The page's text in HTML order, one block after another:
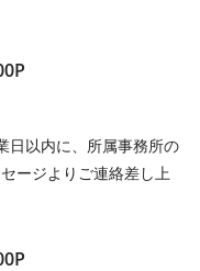
日以内に、所属事務所の
ージよりご連絡差し上